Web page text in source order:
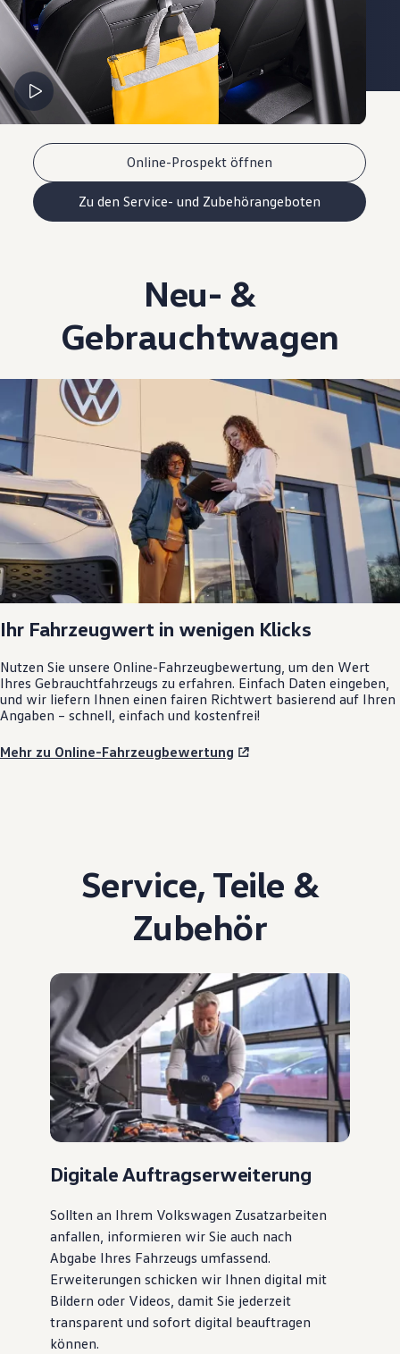
Online-Prospekt öffnen
Zu den Service- und Zubehörangeboten
Neu- &
Gebrauchtwagen
Ihr Fahrzeugwert in wenigen Klicks
Nutzen Sie unsere Online-Fahrzeugbewertung, um den Wert
Ihres Gebrauchtfahrzeugs zu erfahren. Einfach Daten eingeben,
und wir liefern Ihnen einen fairen Richtwert basierend auf Ihren
Angaben – schnell, einfach und kostenfrei!
Mehr zu Online-Fahrzeugbewertung
Service, Teile &
Zubehör
Digitale Auftragserweiterung
Sollten an Ihrem Volkswagen Zusatzarbeiten
anfallen, informieren wir Sie auch nach
Abgabe Ihres Fahrzeugs umfassend.
Erweiterungen schicken wir Ihnen digital mit
Bildern oder Videos, damit Sie jederzeit
transparent und sofort digital beauftragen
können.